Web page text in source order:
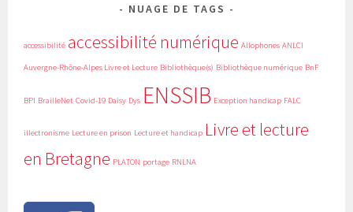
NUAGE DE TAGS
accessibilité accessibilité numérique Allophones ANLCI
Auvergne-Rhône-Alpes Livre et Lecture Bibliothèque(s) Bibliothèque numérique BnF
BPI BrailleNet Covid-19 Daisy Dys ENSSIB Exception handicap FALC
illectronisme Lecture en prison Lecture et handicap Livre et lecture
en Bretagne PLATON portage RNLNA